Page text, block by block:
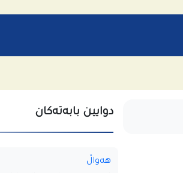
دوایین بابەتەکان
هەواڵ